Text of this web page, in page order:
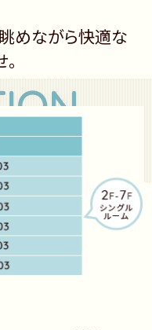
めながら快適な
て
」は
は別棟となり